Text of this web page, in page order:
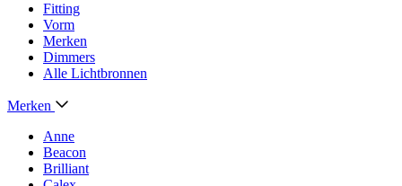
Fitting
Vorm
Merken
Dimmers
Alle Lichtbronnen
Merken
Anne
Beacon
Brilliant